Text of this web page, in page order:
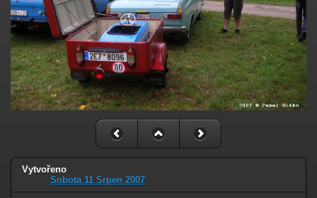
Vytvořeno
Sobota 11 Srpen 2007